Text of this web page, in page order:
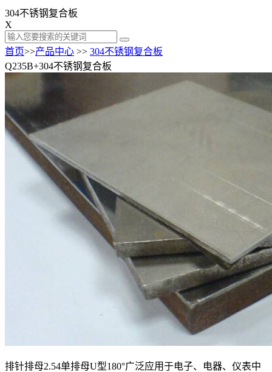
304不锈钢复合板
X
首页>>产品中心 >> 304不锈钢复合板
Q235B+304不锈钢复合板
排针排母2.54单排母U型180°广泛应用于电子、电器、仪表中